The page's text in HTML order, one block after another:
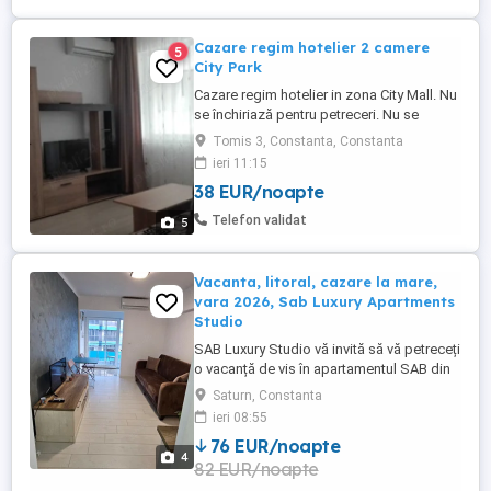
5
5
Cazare regim hotelier 2 camere
City Park
Cazare regim hotelier in zona City Mall. Nu
se închiriază pentru petreceri. Nu se
primesc escorte Pana în 3 zile - 250 lei
Peste 3 zile - 200 lei Iulie și august- 300 lei
Apartamentul este complet mobilat si
utilat modern si foarte curat, totul nou.
Încălzirea si apa caldă se face cu centrală
Tomis 3, Constanta, Constanta
ieri 11:15
38 EUR/noapte
Telefon validat
4
Vacanta, litoral, cazare la mare,
vara 2026, Sab Luxury Apartments
Studio
SAB Luxury Studio vă invită să vă petreceți
o vacanță de vis în apartamentul SAB din
Saturn Mangalia... Poziție ideală
*Apartamentul se află poziționat pe
strada Henny Ignatie Nr. 6 într-un complex
rezidențial (hotel) din stațiunea Saturn
(cea mai frumoasă stațiune din sudul
litoralului ...
Saturn, Constanta
ieri 08:55
76 EUR/noapte
82 EUR/noapte